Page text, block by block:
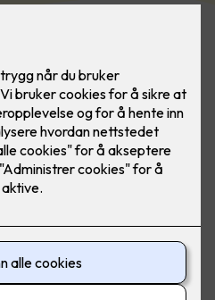
til bolig, fritidsbolig og
Enova
få støtte når du velger